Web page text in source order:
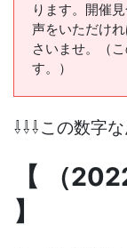
ります。開催
声をいただけ
さいませ。（
す。）
⇩⇩⇩この数字
【
（
】